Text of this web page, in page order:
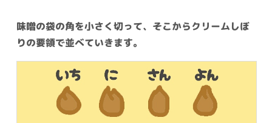
味噌の袋の角を小さく切って、そこからクリームしぼ
りの要領で並べていきます。